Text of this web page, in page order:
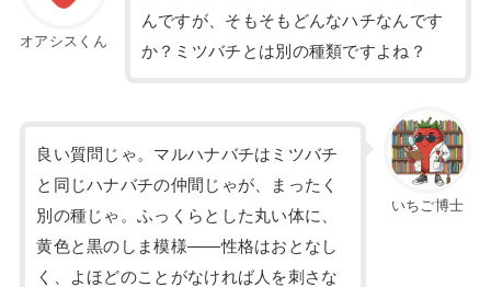
オアシスくん
んですが、そもそもどんなハチなんです
か？ミツバチとは別の種類ですよね？
いちご博士
良い質問じゃ。マルハナバチはミツバチ
と同じハナバチの仲間じゃが、まったく
別の種じゃ。ふっくらとした丸い体に、
黄色と黒のしま模様——性格はおとなし
く、よほどのことがなければ人を刺さな